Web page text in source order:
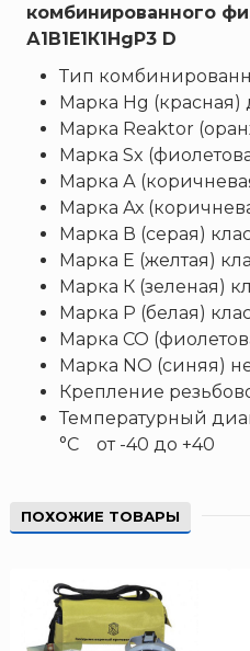
Магнито-Контакт
МИГ
Минипожарный
Неизвестный производитель
Пожнанотех
Полисервис
Прибор
Ратоборец
Риэлта
РУБЕЖ
Русинтэк
Сalisia Vulcan
Сибирский Арсенал
Специнформатика-СИ
ТЕМПЕРО
комбинированного
А1В1Е1К1HgР3 D
Тип
Марка Hg (красная)
Марка Reaktor
Марка Sx
Марка А
Марка Ах
Марка В (серая)
Марка Е (желтая)
Марка К (зеленая)
Марка Р (белая)
Марка СО
Марка NO (синяя)
Крепление
Температурный
°С от -40 до +40
ПОХОЖИЕ ТОВАРЫ